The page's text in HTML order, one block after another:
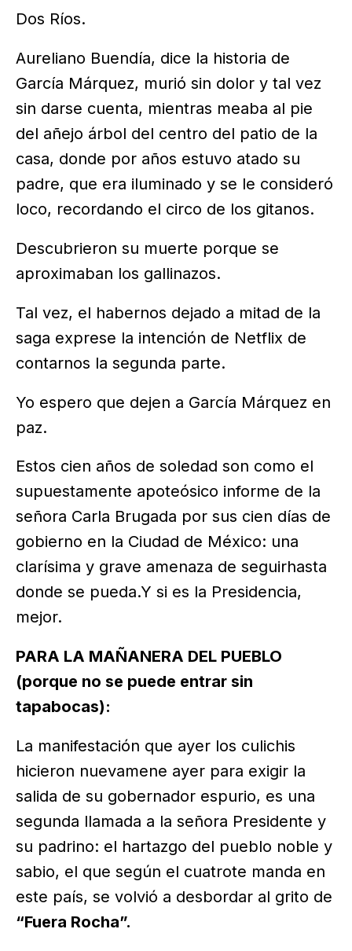
Dos Ríos.
Aureliano Buendía, dice la historia de
García Márquez, murió sin dolor y tal vez
sin darse cuenta, mientras meaba al pie
del añejo árbol del centro del patio de la
casa, donde por años estuvo atado su
padre, que era iluminado y se le consideró
loco, recordando el circo de los gitanos.
Descubrieron su muerte porque se
aproximaban los gallinazos.
Tal vez, el habernos dejado a mitad de la
saga exprese la intención de Netflix de
contarnos la segunda parte.
Yo espero que dejen a García Márquez en
paz.
Estos cien años de soledad son como el
supuestamente apoteósico informe de la
señora Carla Brugada por sus cien días de
gobierno en la Ciudad de México: una
clarísima y grave amenaza de seguirhasta
donde se pueda.Y si es la Presidencia,
mejor.
PARA LA MAÑANERA DEL PUEBLO
(porque no se puede entrar sin
tapabocas):
La manifestación que ayer los culichis
hicieron nuevamene ayer para exigir la
salida de su gobernador espurio, es una
segunda llamada a la señora Presidente y
su padrino: el hartazgo del pueblo noble y
sabio, el que según el cuatrote manda en
este país, se volvió a desbordar al grito de
“Fuera Rocha”.